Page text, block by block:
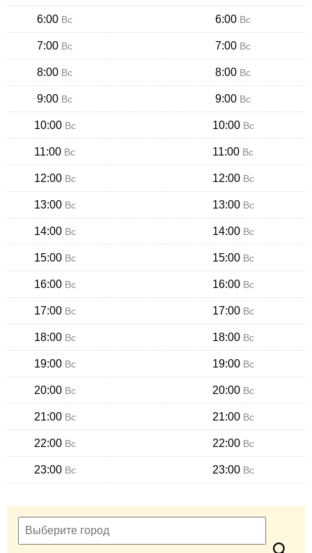
6:00 Вс 6:00 Вс
7:00 Вс 7:00 Вс
8:00 Вс 8:00 Вс
9:00 Вс 9:00 Вс
10:00 Вс 10:00 Вс
11:00 Вс 11:00 Вс
12:00 Вс 12:00 Вс
13:00 Вс 13:00 Вс
14:00 Вс 14:00 Вс
15:00 Вс 15:00 Вс
16:00 Вс 16:00 Вс
17:00 Вс 17:00 Вс
18:00 Вс 18:00 Вс
19:00 Вс 19:00 Вс
20:00 Вс 20:00 Вс
21:00 Вс 21:00 Вс
22:00 Вс 22:00 Вс
23:00 Вс 23:00 Вс